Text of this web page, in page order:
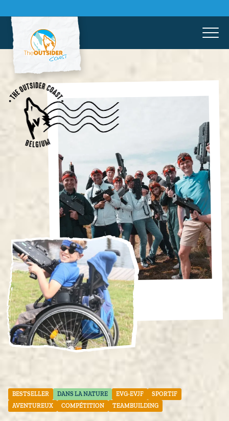
BESTSELLER DANS LA NATURE EVG-EVJF
SPORTIF
AVENTUREUX
COMPÉTITION TEAMBUILDING